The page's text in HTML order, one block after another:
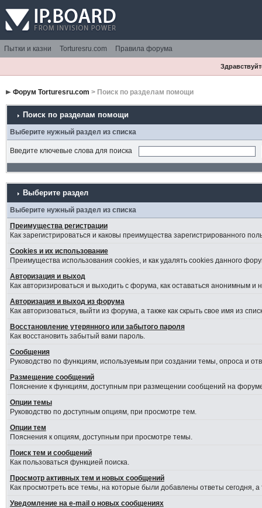
Пытки и казни Torturesru.com Правила форума
Форум Torturesru.com > Поиск по разделам помощи
Поиск по разделам помощи
Выберите нужный раздел из списка
Введите ключевые слова для поиска
Выберите раздел
Выберите нужный раздел из списка
Преимущества регистрации
Как зарегистрироваться и каковы преимущества зарегистрированного
Cookies и их использование
Преимущества использования cookies, и как удалять cookies данного
Авторизация и выход
Как авторизироваться и выходить с форума, как оставаться анонимным
Авторизация и выход из форума
Как авторизоваться, выйти из форума, а также как скрыть свое имя из
Восстановление утерянного или забытого пароля
Как восстановить забытый вами пароль.
Сообщения
Руководство по функциям, используемым при создании темы, опроса и
Размещение сообщений
Пояснение к функциям, доступным при размещении сообщений на
Опции темы
Руководство по доступным опциям, при просмотре тем.
Опции тем
Пояснения к опциям, доступным при просмотре темы.
Поиск тем и сообщений
Как пользоваться функцией поиска.
Просмотр активных тем и новых сообщений
Как просмотреть все темы, на которые были добавлены ответы сегодня,
Уведомление на e-mail о новых сообщениях